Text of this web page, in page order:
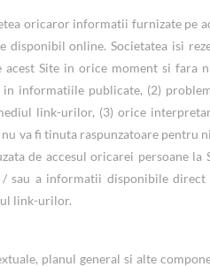
oricaror informatii furnizate pe
disponibil online. Societatea isi
Site in orice moment si fara
informatiile publicate, (2)
link-urilor, (3) orice
va fi tinuta raspunzatoare pentru
de accesul oricarei persoane la
sau a informatii disponibile direct
link-urilor.
planul general si alte